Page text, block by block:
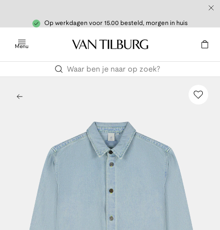
Op werkdagen voor 15.00 besteld, morgen in huis
Menu